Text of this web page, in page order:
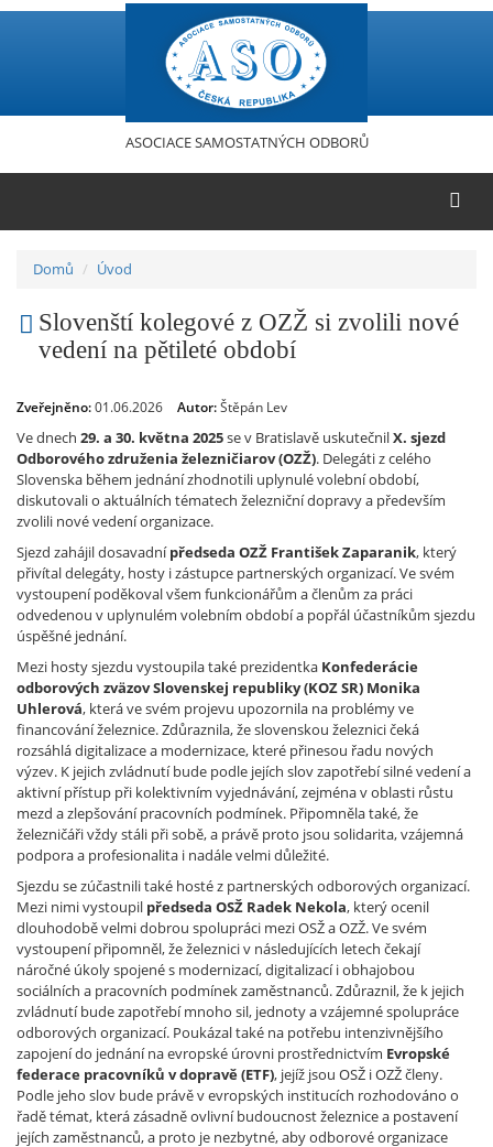
Přejít
ASOCIACE SAMOSTATNÝCH ODBORŮ
Domů Úvod
Slovenští kolegové z OZŽ si zvolili nové
vedení na pětileté období
Zveřejněno:01.06.2026 Autor:Štěpán Lev
Ve dnech 29. a 30. května 2025se v Bratislavě uskutečnilX. sjezd
Odborového združenia železničiarov (OZŽ). Delegáti z celého
Slovenska během jednání zhodnotili uplynulé volební období,
diskutovali o aktuálních tématech železniční dopravy a především
zvolili nové vedení organizace.
Sjezd zahájil dosavadnípředseda OZŽ František Zaparanik, který
přivítal delegáty, hosty i zástupce partnerských organizací. Ve svém
vystoupení poděkoval všem funkcionářům a členům za práci
odvedenou v uplynulém volebním období a popřál účastníkům sjezdu
úspěšné jednání.
Mezi hosty sjezdu vystoupila také prezidentka Konfederácie
odborových zväzov Slovenskej republiky (KOZ SR) Monika
Uhlerová, která ve svém projevu upozornila na problémy ve
financování železnice. Zdůraznila, že slovenskou železnici čeká
rozsáhlá digitalizace a modernizace, které přinesou řadu nových
výzev. K jejich zvládnutí bude podle jejích slov zapotřebí silné vedení a
aktivní přístup při kolektivním vyjednávání, zejména v oblasti růstu
mezd a zlepšování pracovních podmínek. Připomněla také, že
železničáři vždy stáli při sobě, a právě proto jsou solidarita, vzájemná
podpora a profesionalita i nadále velmi důležité.
Sjezdu se zúčastnili také hosté z partnerských odborových organizací.
Mezi nimi vystoupil předseda OSŽ Radek Nekola, který ocenil
dlouhodobě velmi dobrou spolupráci mezi OSŽ a OZŽ. Ve svém
vystoupení připomněl, že železnici v následujících letech čekají
náročné úkoly spojené s modernizací, digitalizací i obhajobou
sociálních a pracovních podmínek zaměstnanců. Zdůraznil, že k jejich
zvládnutí bude zapotřebí mnoho sil, jednoty a vzájemné spolupráce
odborových organizací. Poukázal také na potřebu intenzivnějšího
zapojení do jednání na evropské úrovni prostřednictvím Evropské
federace pracovníků v dopravě (ETF), jejíž jsou OSŽ i OZŽ členy.
Podle jeho slov bude právě v evropských institucích rozhodováno o
řadě témat, která zásadně ovlivní budoucnost železnice a postavení
jejích zaměstnanců, a proto je nezbytné, aby odborové organizace